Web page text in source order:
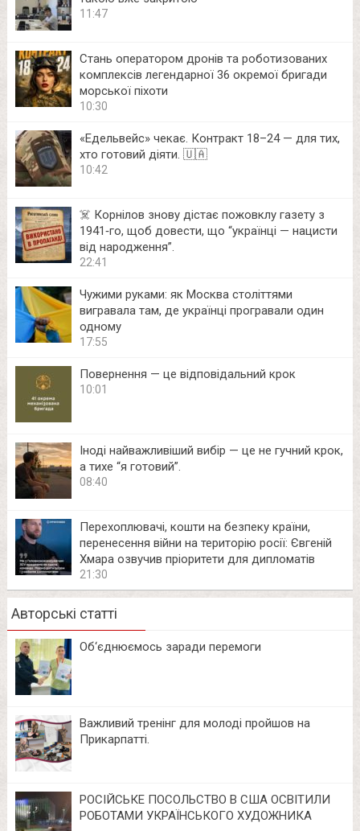
11:47
Стань оператором дронів та роботизованих
комплексів легендарної 36 окремої бригади
морської піхоти
10:30
«Едельвейс» чекає. Контракт 18–24 — для тих,
хто готовий діяти. 🇺🇦
10:42
☠️ Корнілов знову дістає пожовклу газету з
1941‑го, щоб довести, що “українці — нацисти
від народження”.
22:41
Чужими руками: як Москва століттями
вигравала там, де українці програвали один
одному
17:55
Повернення — це відповідальний крок
10:01
Іноді найважливіший вибір — це не гучний крок,
а тихе “я готовий”.
08:40
Перехоплювачі, кошти на безпеку країни,
перенесення війни на територію росії: Євгеній
Хмара озвучив пріоритети для дипломатів
21:30
Авторські статті
Об‘єднюємось заради перемоги
Важливий тренінг для молоді пройшов на
Прикарпатті.
РОСІЙСЬКЕ ПОСОЛЬСТВО В США ОСВІТИЛИ
РОБОТАМИ УКРАЇНСЬКОГО ХУДОЖНИКА